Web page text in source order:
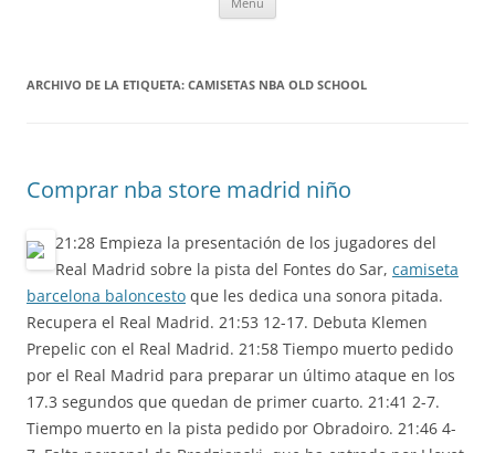
ARCHIVO DE LA ETIQUETA: CAMISETAS NBA OLD SCHOOL
Comprar nba store madrid niño
21:28 Empieza la presentación de los jugadores del
Real Madrid sobre la pista del Fontes do Sar, camiseta
barcelona baloncesto que les dedica una sonora pitada.
Recupera el Real Madrid. 21:53 12-17. Debuta Klemen
Prepelic con el Real Madrid. 21:58 Tiempo muerto pedido
por el Real Madrid para preparar un último ataque en los
17.3 segundos que quedan de primer cuarto. 21:41 2-7.
Tiempo muerto en la pista pedido por Obradoiro. 21:46 4-